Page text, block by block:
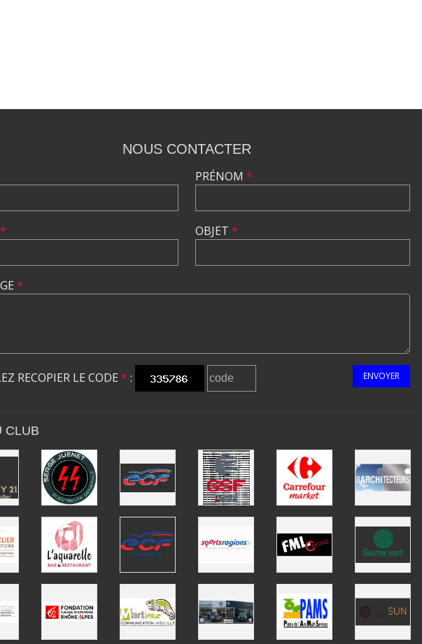
NOUS CONTACTER
*
PRÉNOM *
OBJET *
*
RECOPIER LE CODE * : ENVOYER
CLUB